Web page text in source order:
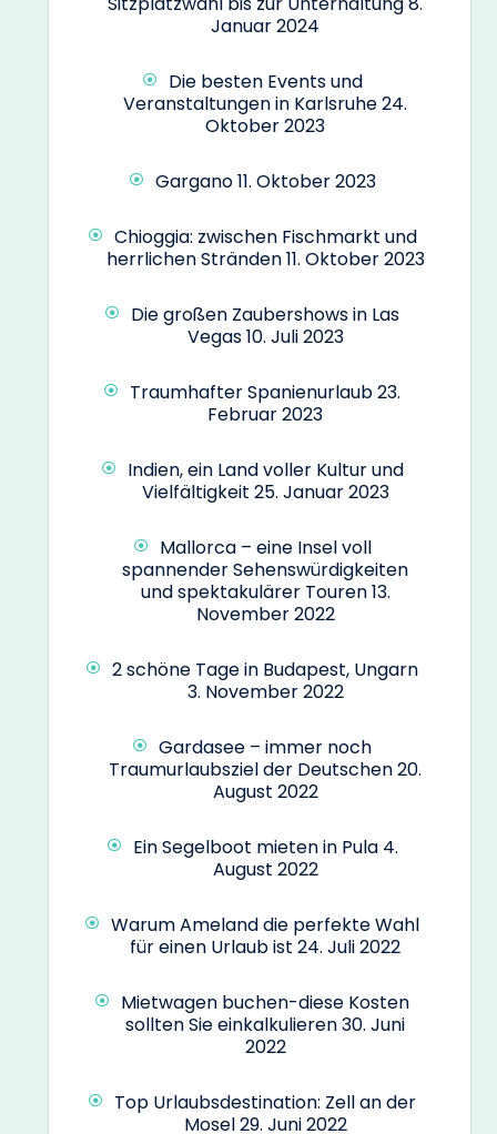
Januar 2024
Die besten Events und
Veranstaltungen in Karlsruhe24.
Oktober 2023
Gargano11. Oktober 2023
Chioggia: zwischen Fischmarkt und
herrlichen Stränden11. Oktober 2023
Die großen Zaubershows in Las
Vegas10. Juli 2023
Traumhafter Spanienurlaub23.
Februar 2023
Indien, ein Land voller Kultur und
Vielfältigkeit 25. Januar 2023
Mallorca – eine Insel voll
spannender Sehenswürdigkeiten
und spektakulärer Touren13.
November 2022
2 schöne Tage in Budapest, Ungarn
3. November 2022
Gardasee – immer noch
Traumurlaubsziel der Deutschen20.
August 2022
Ein Segelboot mieten in Pula 4.
August 2022
Warum Ameland die perfekte Wahl
für einen Urlaub ist 24. Juli 2022
Mietwagen buchen-diese Kosten
sollten Sie einkalkulieren30. Juni
2022
Top Urlaubsdestination: Zell an der
Mosel29. Juni 2022